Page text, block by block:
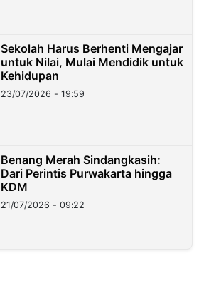
Sekolah Harus Berhenti Mengajar
untuk Nilai, Mulai Mendidik untuk
Kehidupan
23/07/2026 - 19:59
Benang Merah Sindangkasih:
Dari Perintis Purwakarta hingga
KDM
21/07/2026 - 09:22